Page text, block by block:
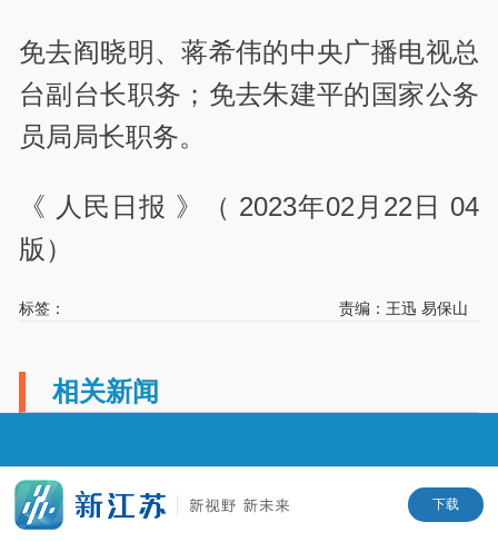
免去阎晓明、蒋希伟的中央广播电视总
台副台长职务；免去朱建平的国家公务
员局局长职务。
《 人民日报 》（ 2023年02月22日 04
版）
标签： 责编：王迅 易保山
相关新闻
下载